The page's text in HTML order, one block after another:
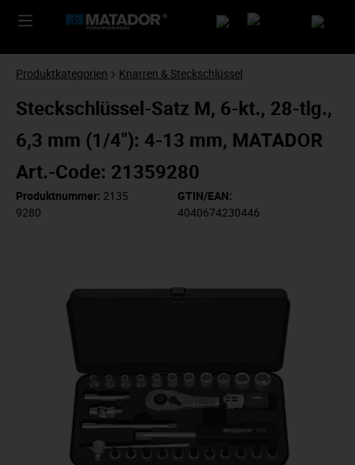
Produktkategorien Knarren & Steckschlüssel
Steckschlüssel-Satz M, 6-kt., 28-tlg.,
6,3 mm (1/4"): 4-13 mm, MATADOR
Art.-Code: 21359280
Produktnummer: 2135
9280
GTIN/EAN:
4040674230446